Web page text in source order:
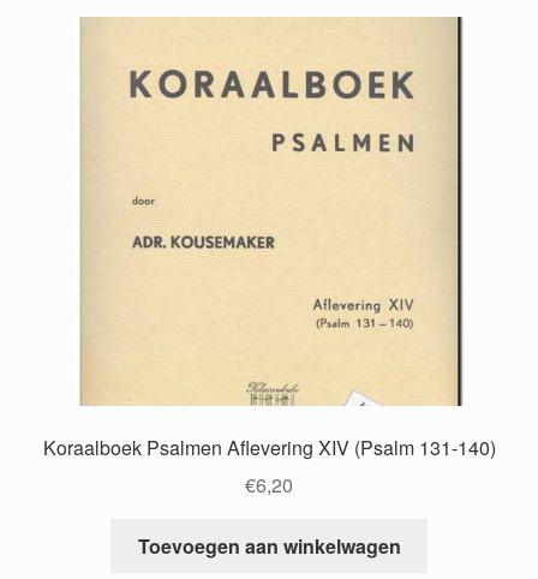
Koraalboek Psalmen Aflevering XIV (Psalm 131-140)
€6,20
Toevoegen aan winkelwagen